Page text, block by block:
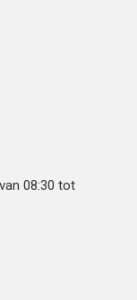
08:30 tot